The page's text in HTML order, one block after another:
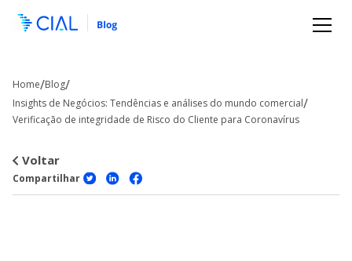
Home/Blog/
Insights de Negócios: Tendências e análises do mundo comercial/
Verificação de integridade de Risco do Cliente para Coronavírus
Voltar
Compartilhar